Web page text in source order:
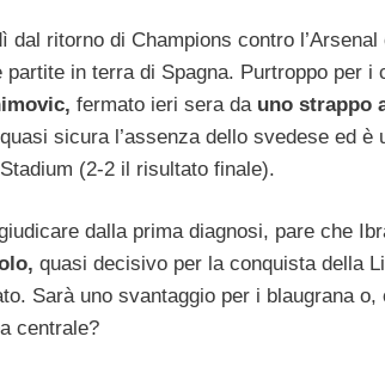
dal ritorno di Champions contro l’Arsenal
in terra di Spagna. Purtroppo per i
fermato ieri sera da uno strappo
sicura l’assenza dello svedese ed è
(2-2 il risultato finale).
dalla prima diagnosi, pare che
quasi decisivo per la conquista della
Sarà uno svantaggio per i blaugrana
centrale?